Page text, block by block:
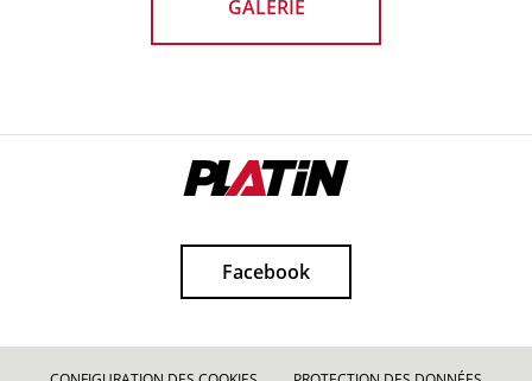
GALERIE
Facebook